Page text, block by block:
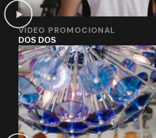
VIDEO PROMOCIONAL
DOS DOS